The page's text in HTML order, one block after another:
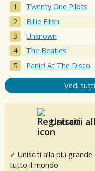
Twenty One Pilots
Billie Eilish
Unknown
The Beatles
Panic! At The Disco
Vedi
Unisciti
✓ Unisciti alla più
tutto il mondo